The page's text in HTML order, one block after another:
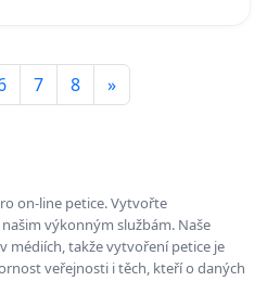
7 8 »
on-line petice. Vytvořte
výkonným službám. Naše
médiích, takže vytvoření petice je
veřejnosti i těch, kteří o daných